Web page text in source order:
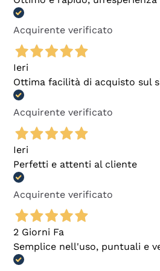
Acquirente verificato
Ieri
Ottima facilità di acquisto sul
Acquirente verificato
Ieri
Perfetti e attenti al cliente
Acquirente verificato
2 Giorni Fa
Semplice nell'uso, puntuali e